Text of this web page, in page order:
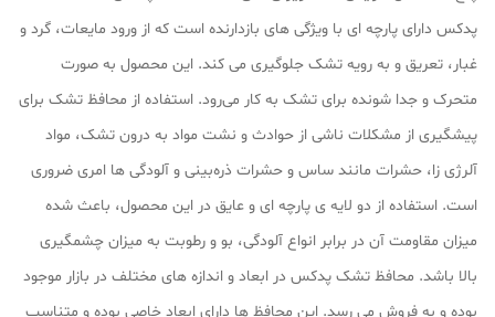
پدکس دارای پارچه ای با ویژگی‌ های بازدارنده است که از ورود مایعات، گرد و
غبار، تعریق و به رویه تشک جلوگیری می کند. این محصول به صورت
متحرک و جدا شونده برای تشک به کار می‌رود. استفاده از محافظ تشک برای
پیشگیری از مشکلات ناشی از حوادث و نشت مواد به درون تشک، مواد
آلرژی‌ زا، حشرات مانند ساس و حشرات ذره‌بینی و آلودگی‌ ها امری ضروری
است. استفاده از دو لایه‌ ی پارچه‌ ای و عایق در این محصول، باعث شده
میزان مقاومت آن در برابر انواع آلودگی، بو و رطوبت به میزان چشمگیری
بالا باشد. محافظ تشک پدکس در ابعاد و اندازه‌ های مختلف در بازار موجود
بوده و به فروش می‌ رسد. این محافظ‌ ها دارای ابعاد خاصی بوده و متناسب